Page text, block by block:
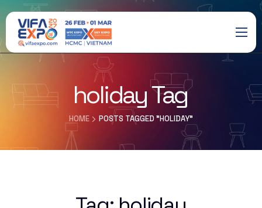
holiday Tag
HOME POSTS TAGGED "HOLIDAY"